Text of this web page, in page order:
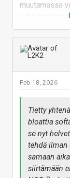
kysynnän ja
muutamassa
positiivista
Vastaa
Feb 18, 2026
Tietty
bloattia
se nyt
tehdä ilman
samaan
siirtämään